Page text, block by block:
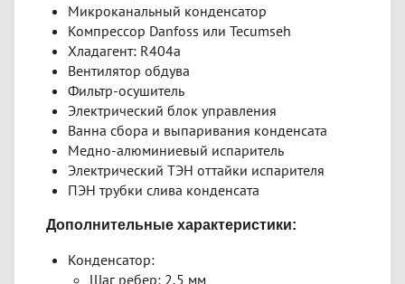
Микроканальный конденсатор
Компрессор Danfoss или Tecumseh
Хладагент: R404a
Вентилятор обдува
Фильтр-осушитель
Электрический блок управления
Ванна сбора и выпаривания конденсата
Медно-алюминиевый испаритель
Электрический ТЭН оттайки испарителя
ПЭН трубки слива конденсата
Дополнительные характеристики:
Конденсатор:
Шаг ребер: 2,5 мм